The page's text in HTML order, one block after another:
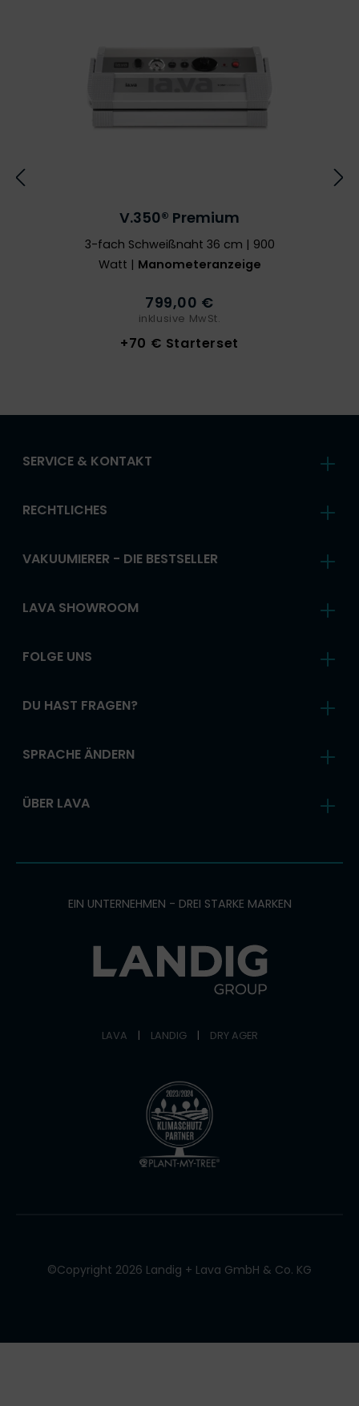
V.350® Premium
3-fach Schweißnaht 36 cm | 900
Watt | Manometeranzeige
799,00 €
inklusive MwSt.
+70 € Starterset
SERVICE & KONTAKT
RECHTLICHES
VAKUUMIERER - DIE BESTSELLER
LAVA SHOWROOM
FOLGE UNS
DU HAST FRAGEN?
SPRACHE ÄNDERN
ÜBER LAVA
EIN UNTERNEHMEN - DREI STARKE MARKEN
LAVA | LANDIG | DRY AGER
©Copyright 2026 Landig + Lava GmbH & Co. KG